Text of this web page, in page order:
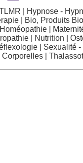
Hypnose -
Bio, Produits
Homéopathie
Nutrition
Sexualité
Corporelles